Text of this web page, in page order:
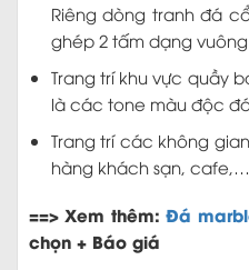
Riêng dòng tranh đá
ghép 2 tấm dạng
Trang trí khu vực quầy
là các tone màu độc
Trang trí các không
hàng khách sạn, cafe,…
==> Xem thêm:Đá
chọn + Báo giá